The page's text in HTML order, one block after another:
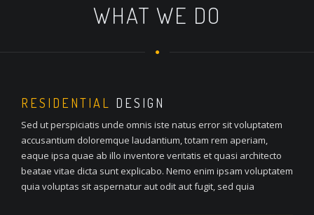
WHAT WE DO
RESIDENTIAL DESIGN
Sed ut perspiciatis unde omnis iste natus error sit voluptatem
accusantium doloremque laudantium, totam rem aperiam,
eaque ipsa quae ab illo inventore veritatis et quasi architecto
beatae vitae dicta sunt explicabo. Nemo enim ipsam voluptatem
quia voluptas sit aspernatur aut odit aut fugit, sed quia